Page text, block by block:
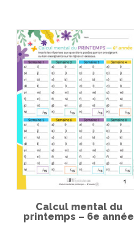
Calcul mental du
printemps – 6e année